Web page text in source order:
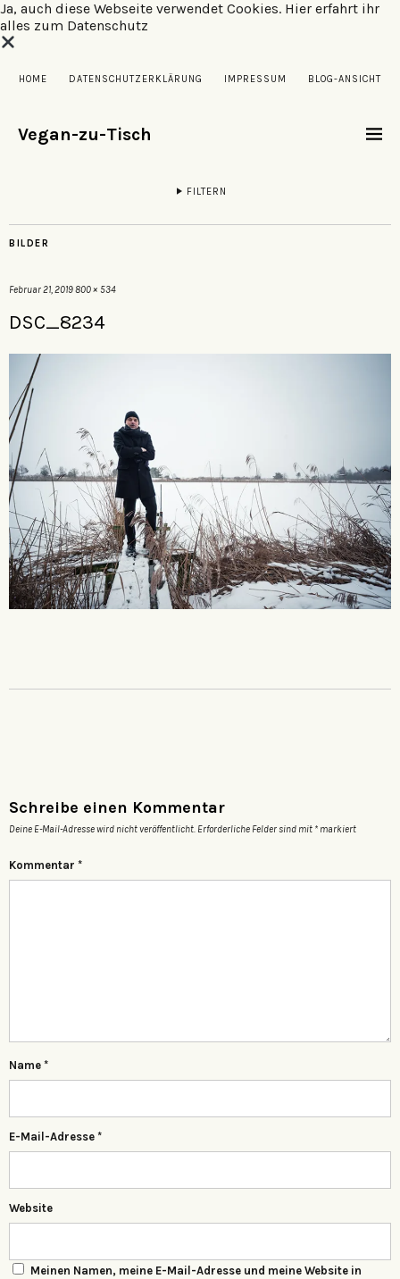
Ja, auch diese Webseite verwendet Cookies. Hier erfahrt ihr
alles zum Datenschutz
HOME DATENSCHUTZERKLÄRUNG IMPRESSUM BLOG-ANSICHT
Vegan-zu-Tisch
FILTERN
BILDER
Februar 21, 2019800 × 534
DSC_8234
Schreibe einen Kommentar
Deine E-Mail-Adresse wird nicht veröffentlicht. Erforderliche Felder sind mit * markiert
Kommentar *
Name *
E-Mail-Adresse *
Website
Meinen Namen, meine E-Mail-Adresse und meine Website in